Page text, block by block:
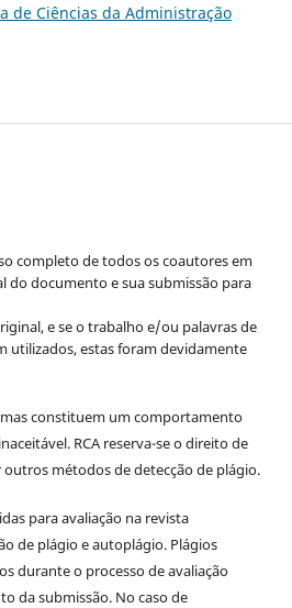
de Ciências da Administração
completo de todos os coautores em
do documento e sua submissão para
e se o trabalho e/ou palavras de
utilizados, estas foram devidamente
constituem um comportamento
RCA reserva-se o direito de
métodos de detecção de plágio.
para avaliação na revista
de plágio e autoplágio. Plágios
durante o processo de avaliação
da submissão. No caso de